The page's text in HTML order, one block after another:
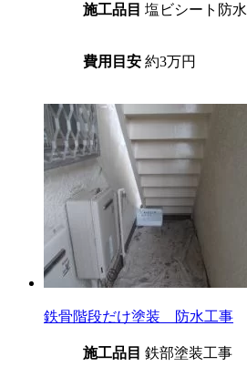
施工品目 塩ビシート防水
費用目安 約3万円
鉄骨階段だけ塗装 防水工事
施工品目 鉄部塗装工事